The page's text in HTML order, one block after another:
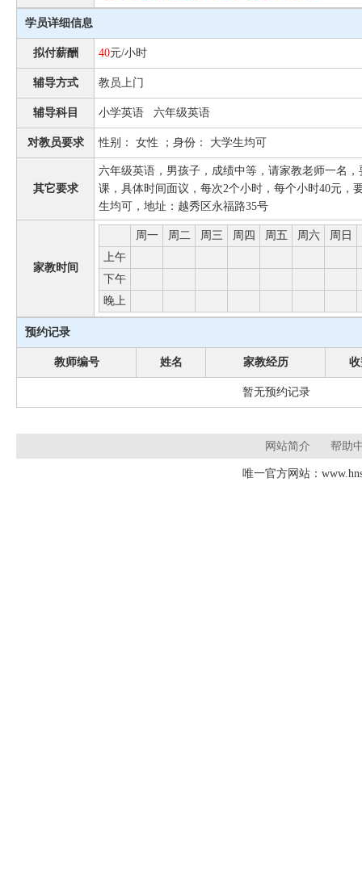
学员详细信息
拟付薪酬 40元/小时
辅导方式 教员上门
辅导科目 小学英语 六年级英语
对教员要求 性别： 女性 ；身份： 大学生均可
其它要求
六年级英语，男孩子，成绩中等，请家教老师一名
课，具体时间面议，每次2个小时，每个小时40元，
生均可，地址：越秀区永福路35号
家教时间
周一 周二 周三 周四 周五 周六 周日
上午
下午
晚上
预约记录
教师编号 姓名 家教经历
暂无预约记录
网站简介 帮助
唯一官方网站：